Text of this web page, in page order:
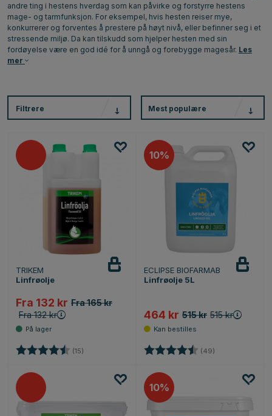
andre ting i hestens hverdag som kan påvirke og forstyrre hestens
mage- og tarmfunksjon. For eksempel, hvis hesten reiser mye,
konkurrerer og forventes å prestere på høyt nivå, eller befinner seg i et
stressende miljø. Da kan tilskudd som hjelper hesten med sin
fordøyelse være en god idé for å unngå og forebygge magesår. Les
mer
Filtrere Mest populære
TRIKEM
Linfrøolje
Fra 132 kr Fra 165 kr
Fra 132 kr
Karakter: (15)
10%
ECLIPSE BIOFARMAB
Linfrøolje 5L
464 kr 515 kr 515 kr
Karakter: (49)
10%